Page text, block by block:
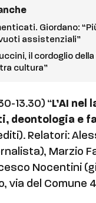
Giordano:
assistenziali”
il cordoglio
cultura”
13.30) “L’AI
deontologia e
Relatori:
Marzio
Nocentini
via del Comune